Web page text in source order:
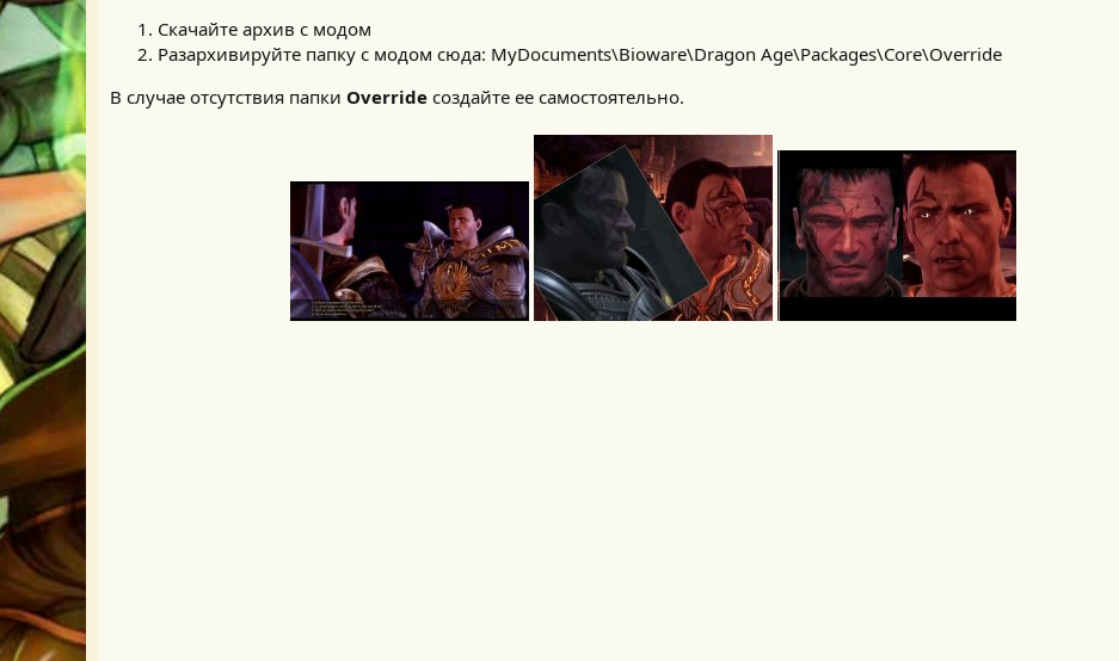
Скачайте архив с модом
Разархивируйте папку с модом сюда: MyDocuments\Bioware\Dragon Age\Packages\Core\Override
В случае отсутствия папки Override создайте ее самостоятельно.